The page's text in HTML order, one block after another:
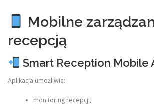
Mobilne
recepcją
Smart Reception Mobile
Aplikacja umożliwia:
monitoring recepcji,